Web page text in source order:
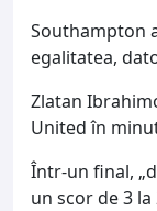
Southampton
egalitatea,
Zlatan
United în
Într-un final,
un scor de 3 la